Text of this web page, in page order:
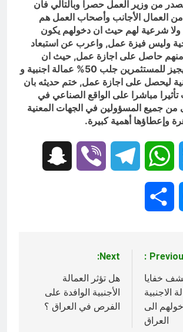
من وزير العمل حصرا وبالتالي فان
العمال الأجانب وأصحاب العمل هم
ولا شرعية لهم حيث ان دخولهم يكون
وليس فيزة عمل, واعرب عن استبعاد
حاصل على اجازة عمل, حيث ان
قانون الاستثمار يجيز للمستثمرين جلب 50% عمالة اجنبية و
ليحصل على اجازة عمل, ختم حديثه بان
تأثيرا مباشرا على الواقع الصناعي في
من جميع المسؤولين في الجهات المعنية
وإعطاؤها أهمية كبيرة.
Twitter
WhatsApp
Telegram
Viber
Messenger
خفايا
الاجنبية
الى
العراق
Next:
هل تؤثر العمالة
الأجنبية الوافدة على
الفرص في العراق ؟